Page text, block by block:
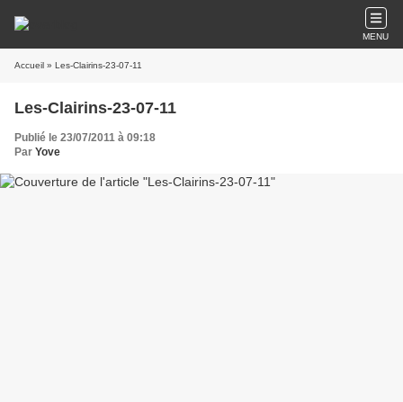
MENU
Accueil » Les-Clairins-23-07-11
Les-Clairins-23-07-11
Publié le 23/07/2011 à 09:18
Par Yove